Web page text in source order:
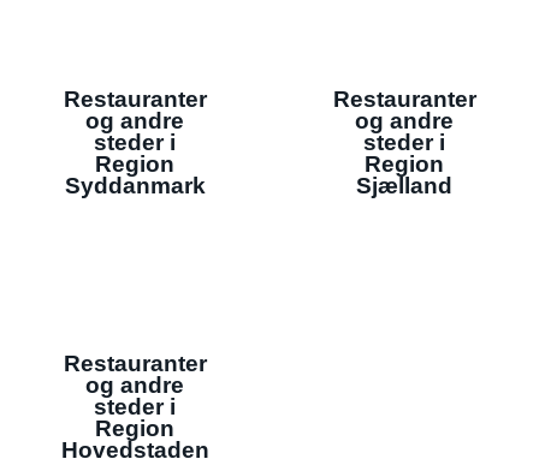
Restauranter
og andre
steder i
Region
Syddanmark
Restauranter
og andre
steder i
Region
Sjælland
Restauranter
og andre
steder i
Region
Hovedstaden